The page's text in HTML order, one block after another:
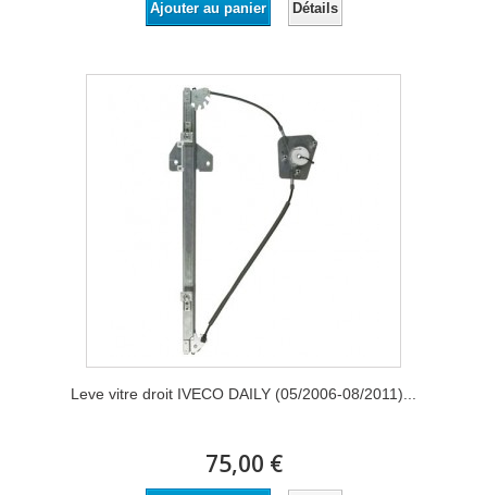
Ajouter au panier Détails
Leve vitre droit IVECO DAILY (05/2006-08/2011)...
75,00 €